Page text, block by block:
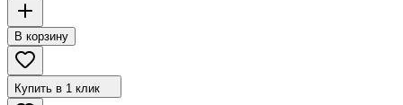
В корзину
Купить в 1 клик